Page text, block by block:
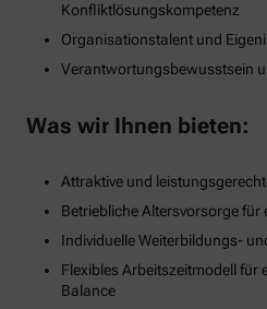
Konfliktlösungskompetenz
Organisationstalent und
Verantwortungsbewusstsein
Was wir Ihnen bieten:
Attraktive und
Betriebliche Altersvorsorge für
Individuelle Weiterbildungs-
Flexibles Arbeitszeitmodell für
Balance